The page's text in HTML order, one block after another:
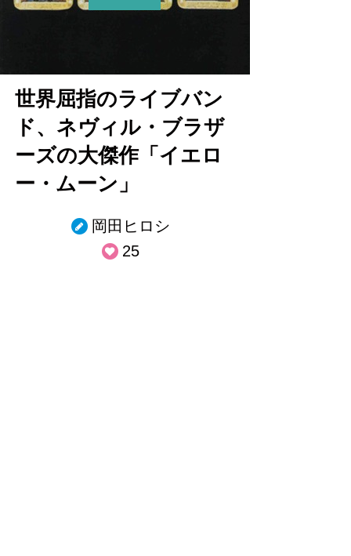
世界屈指のライブバン
ド、ネヴィル・ブラザ
ーズの大傑作「イエロ
ー・ムーン」
岡田ヒロシ
25